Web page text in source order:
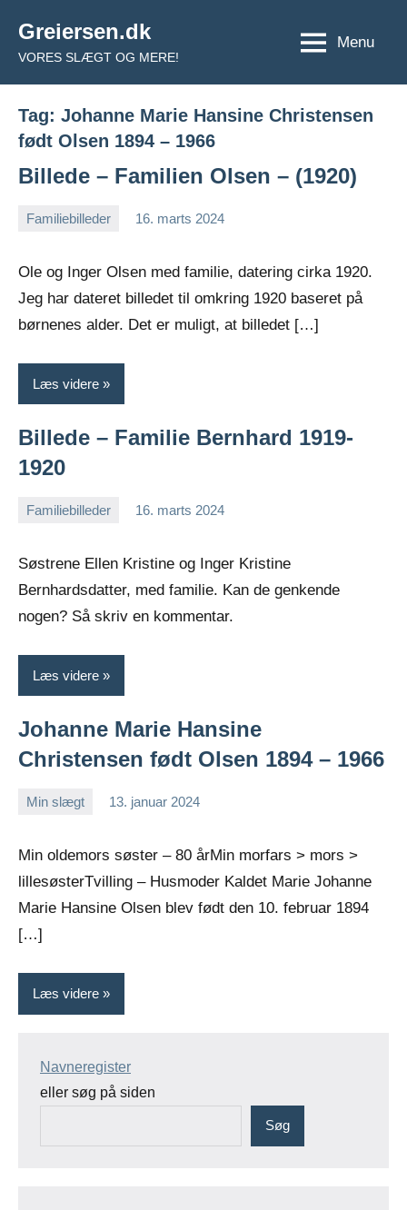
indhold
Greiersen.dk
VORES SLÆGT OG MERE!
Menu
Tag: Johanne Marie Hansine Christensen
født Olsen 1894 – 1966
Billede – Familien Olsen – (1920)
Familiebilleder 16. marts 2024
Ole og Inger Olsen med familie, datering cirka 1920.
Jeg har dateret billedet til omkring 1920 baseret på
børnenes alder. Det er muligt, at billedet […]
Læs videre
Billede – Familie Bernhard 1919-
1920
Familiebilleder 16. marts 2024
Søstrene Ellen Kristine og Inger Kristine
Bernhardsdatter, med familie. Kan de genkende
nogen? Så skriv en kommentar.
Læs videre
Johanne Marie Hansine
Christensen født Olsen 1894 – 1966
Min slægt 13. januar 2024
Min oldemors søster – 80 årMin morfars > mors >
lillesøsterTvilling – Husmoder Kaldet Marie Johanne
Marie Hansine Olsen blev født den 10. februar 1894
[…]
Læs videre
Navneregister
eller søg på siden
Søg